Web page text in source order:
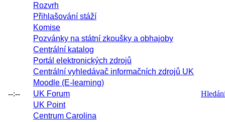
--:--
Rozvrh
Přihlašování stáží
Komise
Pozvánky na státní zkoušky a obhajoby
Centrální katalog
Portál elektronických zdrojů
Centrální vyhledávač informačních zdrojů UK
Moodle (E-learning)
UK Forum
UK Point
Centrum Carolina